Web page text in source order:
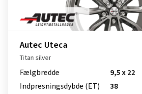
Autec Uteca
Titan silver
Fælgbredde
9,5 x 22
Indpresnings­dybde (ET)
38